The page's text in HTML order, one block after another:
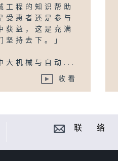
工程的知识帮助
受惠者还是参与
获益，这是充满
坚持去下。」
大机械与自动...
收看
联 络